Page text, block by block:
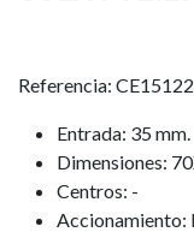
Referencia:
Entrada: 35 mm.
Dimensiones:
Centros: -
Accionamiento: